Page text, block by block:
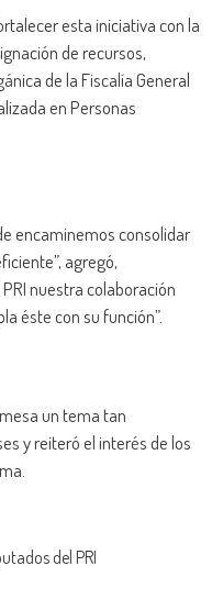
esta iniciativa con la
de recursos,
de la Fiscalía General
en Personas
encaminemos consolidar
agregó,
nuestra colaboración
éste con su función”.
un tema tan
y reiteró el interés de los
del PRI